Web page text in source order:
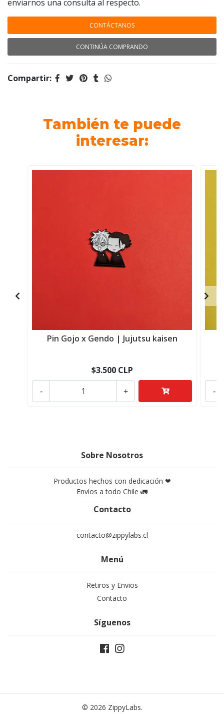
enviarnos una consulta al respecto.
CONTÁCTANOS
CONTINÚA COMPRANDO
Compartir:
También te puede
interesar:
Pin Gojo x Gendo | Jujutsu kaisen
$3.500 CLP
+
- -
Sobre Nosotros
Productos hechos con dedicación ❤
Envíos a todo Chile 🚛
Contacto
contacto@zippylabs.cl
Menú
Retiros y Envios
Contacto
Síguenos
© 2026 ZippyLabs.